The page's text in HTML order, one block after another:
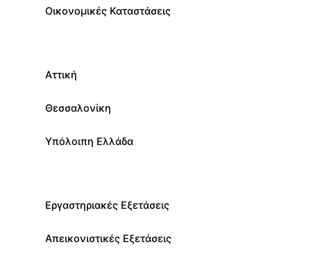
Οικονομικές Καταστάσεις
Αττική
Θεσσαλονίκη
Υπόλοιπη Ελλάδα
Εργαστηριακές Εξετάσεις
Απεικονιστικές Εξετάσεις